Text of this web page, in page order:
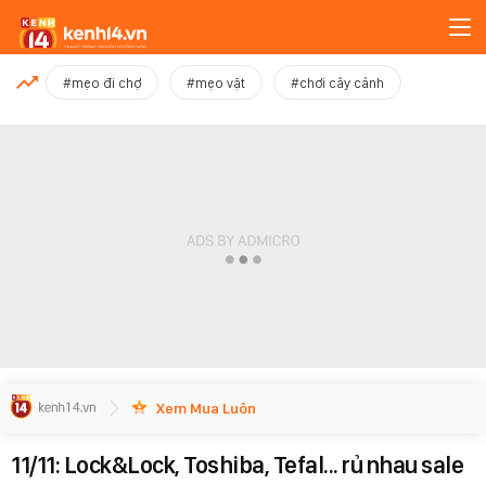
MỚI NHẤT
#mẹo đi chợ #mẹo vặt #chơi cây cảnh
Xem Mua Luôn
11/11: Lock&Lock, Toshiba, Tefal... rủ nhau sale